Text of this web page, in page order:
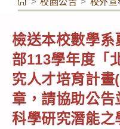
檢送本校數學
部113學年度「
究人才培育計
章，請協助公
科學研究潛能之